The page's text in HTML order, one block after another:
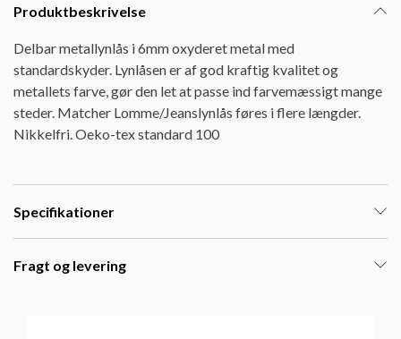
Produktbeskrivelse
Delbar metallynlås i 6mm oxyderet metal med
standardskyder. Lynlåsen er af god kraftig kvalitet og
metallets farve, gør den let at passe ind farvemæssigt mange
steder. Matcher Lomme/Jeanslynlås føres i flere længder.
Nikkelfri. Oeko-tex standard 100
Specifikationer
Fragt og levering